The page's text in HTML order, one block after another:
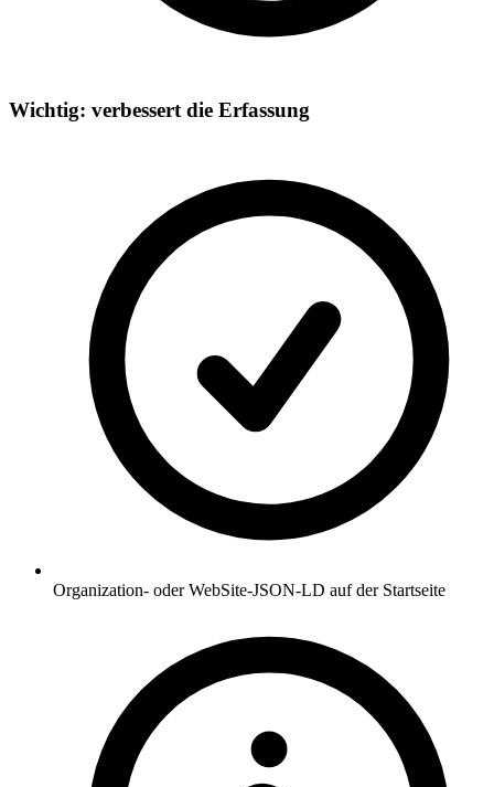
Wichtig: verbessert die Erfassung
Organization- oder WebSite-JSON-LD auf der Startseite